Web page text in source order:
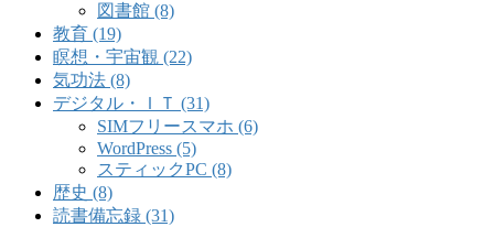
図書館 (8)
教育 (19)
瞑想・宇宙観 (22)
気功法 (8)
デジタル・ＩＴ (31)
SIMフリースマホ (6)
WordPress (5)
スティックPC (8)
歴史 (8)
読書備忘録 (31)